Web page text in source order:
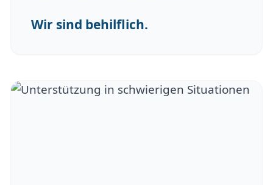
Wir sind behilflich.